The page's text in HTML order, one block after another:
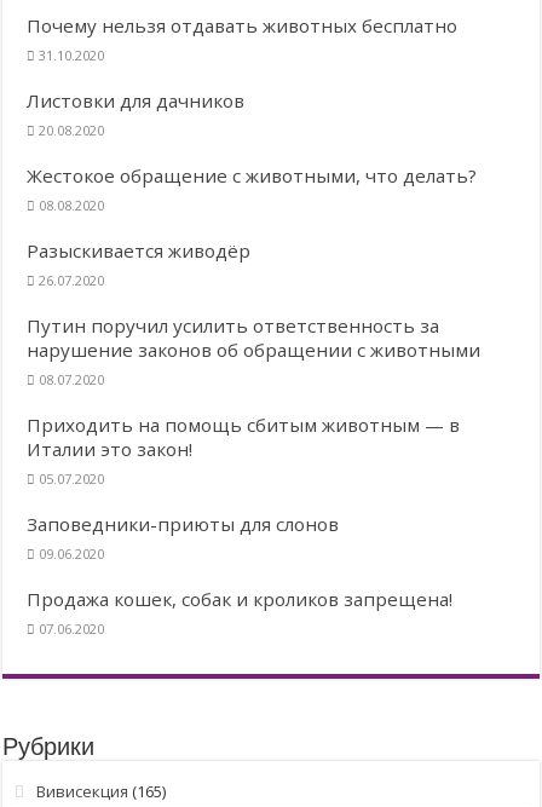
Почему нельзя отдавать животных бесплатно
31.10.2020
Листовки для дачников
20.08.2020
Жестокое обращение с животными, что делать?
08.08.2020
Разыскивается живодёр
26.07.2020
Путин поручил усилить ответственность за
нарушение законов об обращении с животными
08.07.2020
Приходить на помощь сбитым животным — в
Италии это закон!
05.07.2020
Заповедники-приюты для слонов
09.06.2020
Продажа кошек, собак и кроликов запрещена!
07.06.2020
Рубрики
Вивисекция (165)